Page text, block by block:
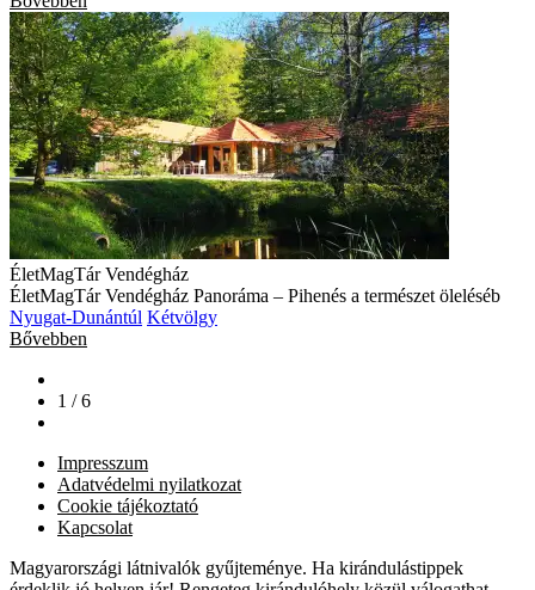
ÉletMagTár Vendégház
ÉletMagTár Vendégház Panoráma – Pihenés a természet öleléséb
Nyugat-Dunántúl Kétvölgy
Bővebben
1 / 6
Impresszum
Adatvédelmi nyilatkozat
Cookie tájékoztató
Kapcsolat
Magyarországi látnivalók gyűjteménye. Ha kirándulástippek